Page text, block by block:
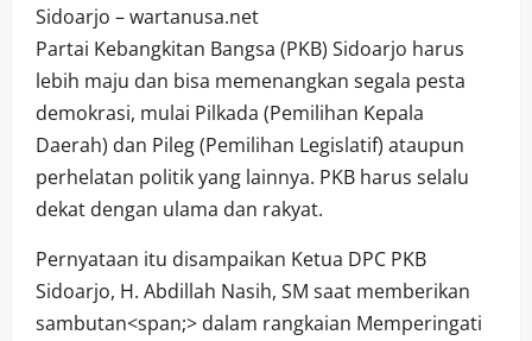
Sidoarjo – wartanusa.net
Partai Kebangkitan Bangsa (PKB) Sidoarjo harus
lebih maju dan bisa memenangkan segala pesta
demokrasi, mulai Pilkada (Pemilihan Kepala
Daerah) dan Pileg (Pemilihan Legislatif) ataupun
perhelatan politik yang lainnya. PKB harus selalu
dekat dengan ulama dan rakyat.
Pernyataan itu disampaikan Ketua DPC PKB
Sidoarjo, H. Abdillah Nasih, SM saat memberikan
sambutan<span;> dalam rangkaian Memperingati